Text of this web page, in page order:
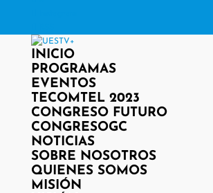
INICIO
PROGRAMAS
EVENTOS
TECOMTEL 2023
CONGRESO FUTURO
CONGRESOGC
NOTICIAS
SOBRE NOSOTROS
QUIENES SOMOS
MISIÓN